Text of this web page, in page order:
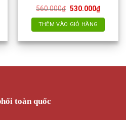
560.000₫ Giá
là:
560.000₫.
530.000₫Giá
hiện
tại
THÊM VÀO GIỎ HÀNG
toàn quốc